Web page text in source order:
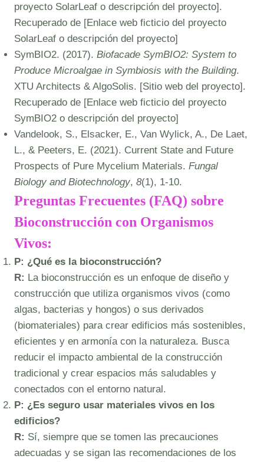
proyecto SolarLeaf o descripción del proyecto].
Recuperado de [Enlace web ficticio del proyecto
SolarLeaf o descripción del proyecto]
SymBIO2. (2017). Biofacade SymBIO2: System to
Produce Microalgae in Symbiosis with the Building.
XTU Architects & AlgoSolis. [Sitio web del proyecto].
Recuperado de [Enlace web ficticio del proyecto
SymBIO2 o descripción del proyecto]
Vandelook, S., Elsacker, E., Van Wylick, A., De Laet,
L., & Peeters, E. (2021). Current State and Future
Prospects of Pure Mycelium Materials. Fungal
Biology and Biotechnology, 8(1), 1-10.
Preguntas Frecuentes (FAQ) sobre
Bioconstrucción con Organismos
Vivos:
P: ¿Qué es la bioconstrucción?
R: La bioconstrucción es un enfoque de diseño y
construcción que utiliza organismos vivos (como
algas, bacterias y hongos) o sus derivados
(biomateriales) para crear edificios más sostenibles,
eficientes y en armonía con la naturaleza. Busca
reducir el impacto ambiental de la construcción
tradicional y crear espacios más saludables y
conectados con el entorno natural.
P: ¿Es seguro usar materiales vivos en los
edificios?
R: Sí, siempre que se tomen las precauciones
adecuadas y se sigan las recomendaciones de los